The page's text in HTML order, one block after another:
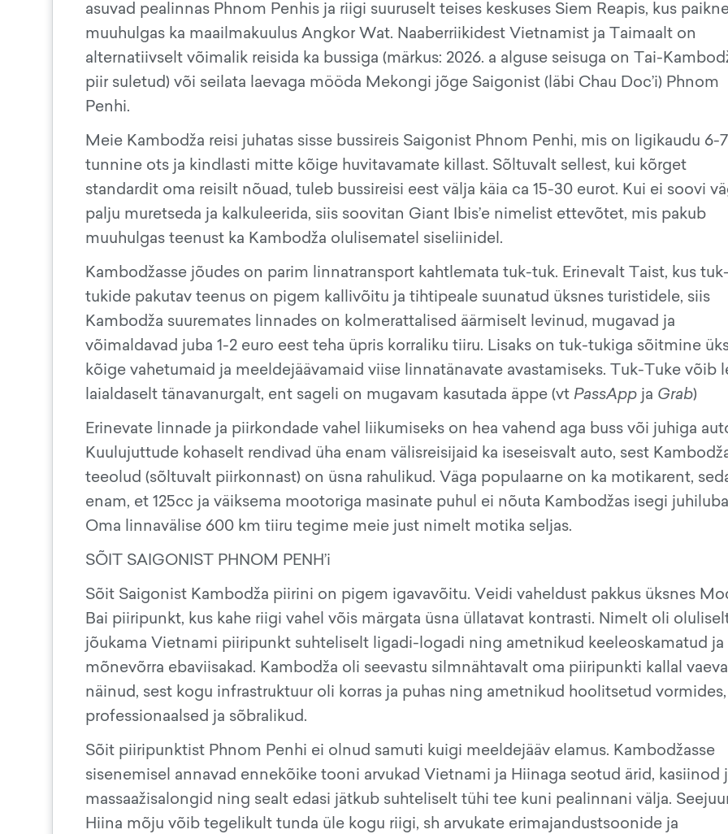
asuvad pealinnas Phnom Penhis ja riigi suuruselt teises keskuses Siem Reapis, kus
muuhulgas ka maailmakuulus Angkor Wat. Naaberriikidest Vietnamist ja Taimaalt on
alternatiivselt võimalik reisida ka bussiga (märkus: 2026. a alguse seisuga on Tai-
piir suletud) või seilata laevaga mööda Mekongi jõge Saigonist (läbi Chau Doc’i) Phnom
Penhi.
Meie Kambodža reisi juhatas sisse bussireis Saigonist Phnom Penhi, mis on ligikaudu 6-
tunnine ots ja kindlasti mitte kõige huvitavamate killast. Sõltuvalt sellest, kui kõrget
standardit oma reisilt nõuad, tuleb bussireisi eest välja käia ca 15-30 eurot. Kui ei soovi
palju muretseda ja kalkuleerida, siis soovitan Giant Ibis’e nimelist ettevõtet, mis pakub
muuhulgas teenust ka Kambodža olulisematel siseliinidel.
Kambodžasse jõudes on parim linnatransport kahtlemata tuk-tuk. Erinevalt Taist, kus tuk-
tukide pakutav teenus on pigem kallivõitu ja tihtipeale suunatud üksnes turistidele, siis
Kambodža suuremates linnades on kolmerattalised äärmiselt levinud, mugavad ja
võimaldavad juba 1-2 euro eest teha üpris korraliku tiiru. Lisaks on tuk-tukiga sõitmine
kõige vahetumaid ja meeldejäävamaid viise linnatänavate avastamiseks. Tuk-Tuke võib
laialdaselt tänavanurgalt, ent sageli on mugavam kasutada äppe (vt PassApp ja Grab)
Erinevate linnade ja piirkondade vahel liikumiseks on hea vahend aga buss või juhiga
Kuulujuttude kohaselt rendivad üha enam välisreisijaid ka iseseisvalt auto, sest
teeolud (sõltuvalt piirkonnast) on üsna rahulikud. Väga populaarne on ka motikarent,
enam, et 125cc ja väiksema mootoriga masinate puhul ei nõuta Kambodžas isegi
Oma linnavälise 600 km tiiru tegime meie just nimelt motika seljas.
SÕIT SAIGONIST PHNOM PENH’i
Sõit Saigonist Kambodža piirini on pigem igavavõitu. Veidi vaheldust pakkus üksnes
Bai piiripunkt, kus kahe riigi vahel võis märgata üsna üllatavat kontrasti. Nimelt oli
jõukama Vietnami piiripunkt suhteliselt ligadi-logadi ning ametnikud keeleoskamatud ja
mõnevõrra ebaviisakad. Kambodža oli seevastu silmnähtavalt oma piiripunkti kallal vaeva
näinud, sest kogu infrastruktuur oli korras ja puhas ning ametnikud hoolitsetud vormides,
professionaalsed ja sõbralikud.
Sõit piiripunktist Phnom Penhi ei olnud samuti kuigi meeldejääv elamus. Kambodžasse
sisenemisel annavad ennekõike tooni arvukad Vietnami ja Hiinaga seotud ärid, kasiinod
massaažisalongid ning sealt edasi jätkub suhteliselt tühi tee kuni pealinnani välja.
Hiina mõju võib tegelikult tunda üle kogu riigi, sh arvukate erimajandustsoonide ja